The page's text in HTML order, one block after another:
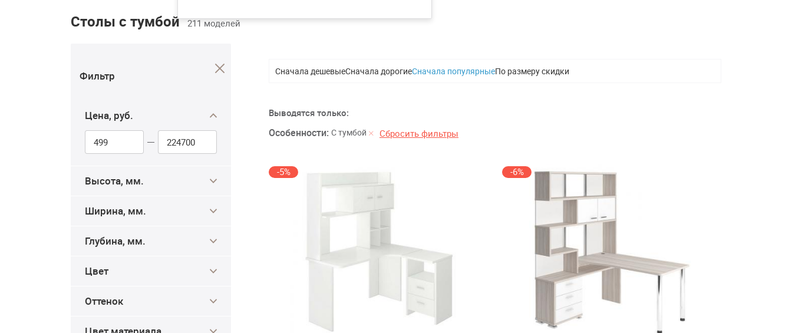
Столы с тумбой 211 моделей
Сначала дешевыеСначала дорогиеСначала популярныеПо размеру скидки
Выводятся только:
Особенности: С тумбой Сбросить фильтры
-5% -6%
Фильтр
Цена, руб.
Высота, мм.
Ширина, мм.
Глубина, мм.
Цвет
Оттенок